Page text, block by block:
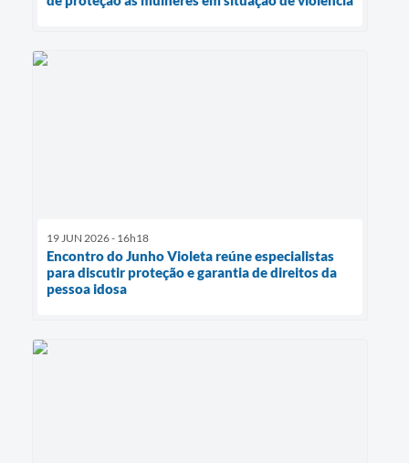
19 JUN 2026 - 16h18
Encontro do Junho Violeta reúne especialistas
para discutir proteção e garantia de direitos da
pessoa idosa